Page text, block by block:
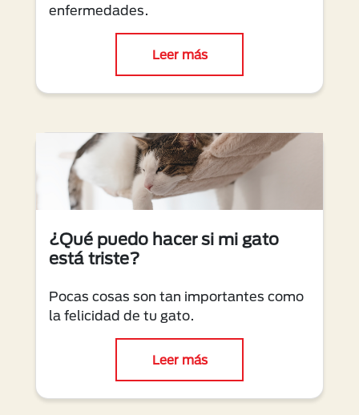
enfermedades.
Leer más
¿Qué puedo hacer si mi gato
está triste?
Pocas cosas son tan importantes como
la felicidad de tu gato.
Leer más